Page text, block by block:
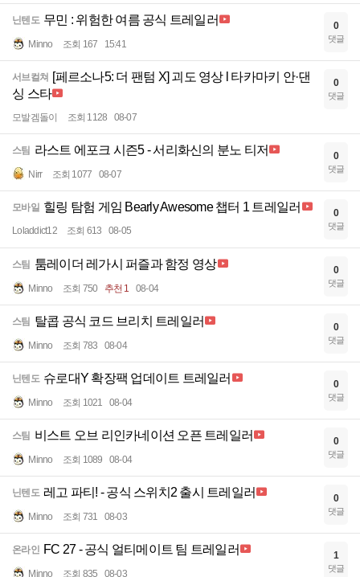
닌텐도 무민 : 위험한 여름 공식 트레일러
Minno 조회 167 15:41
0
댓글
서브컬쳐 [페르소나5: 더 팬텀 X] 괴도 영상 l 타카마키 안·댄
싱 스타
모발겜돌이 조회 1128 08-07
0
댓글
스팀 라스트 에포크 시즌5 - 서리화신의 분노 티저
Nirr 조회 1077 08-07
0
댓글
모바일 힐링 탐험 게임 Bearly Awesome 챕터 1 트레일러
Loladdict12 조회 613 08-05
0
댓글
스팀 툼레이더 레가시 퍼즐과 함정 영상
Minno 조회 750 추천 1 08-04
0
댓글
스팀 탈콥 공식 코드 브리치 트레일러
Minno 조회 783 08-04
0
댓글
닌텐도 슈로대Y 확장팩 업데이트 트레일러
Minno 조회 1021 08-04
0
댓글
스팀 비스트 오브 리인카네이션 오픈 트레일러
Minno 조회 1089 08-04
0
댓글
닌텐도 레고 파티! - 공식 스위치2 출시 트레일러
Minno 조회 731 08-03
0
댓글
온라인 FC 27 - 공식 얼티메이트 팀 트레일러
Minno 조회 835 08-03
1
댓글